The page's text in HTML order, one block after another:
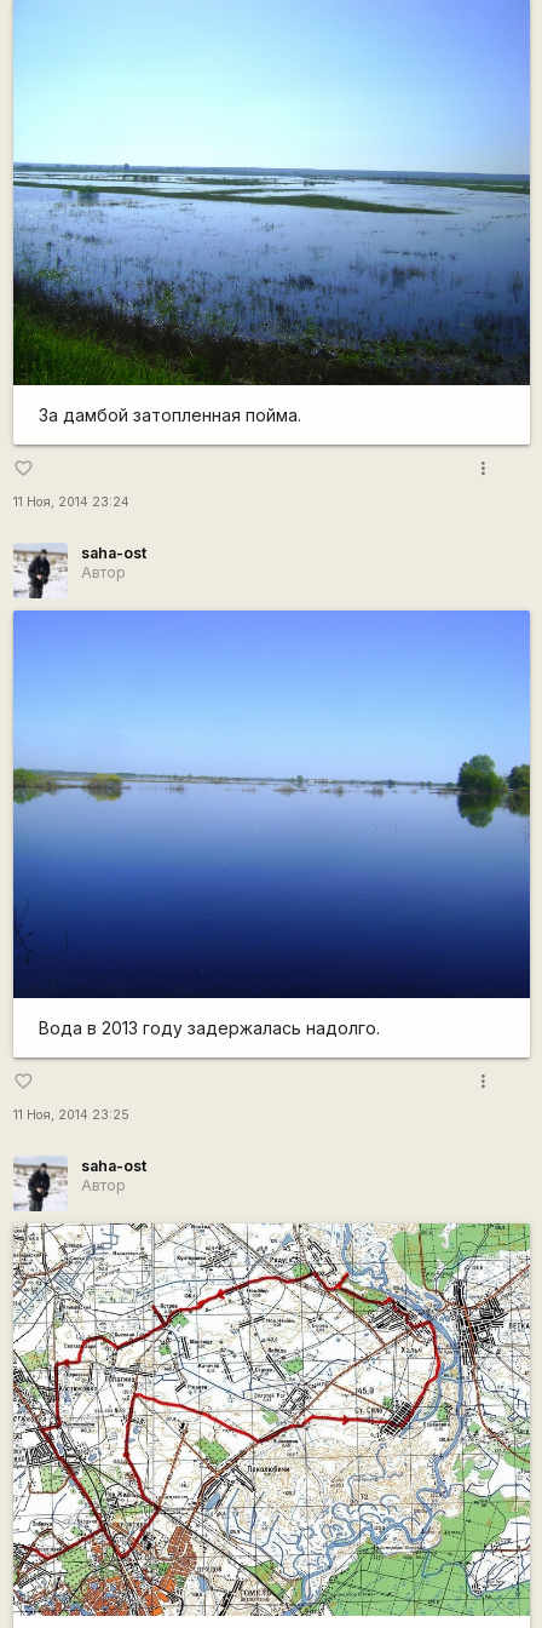
За дамбой затопленная пойма.
favorite_border
11 Ноя, 2014 23:24
more_vert
saha-ost
Автор
Вода в 2013 году задержалась надолго.
favorite_border
11 Ноя, 2014 23:25
more_vert
saha-ost
Автор